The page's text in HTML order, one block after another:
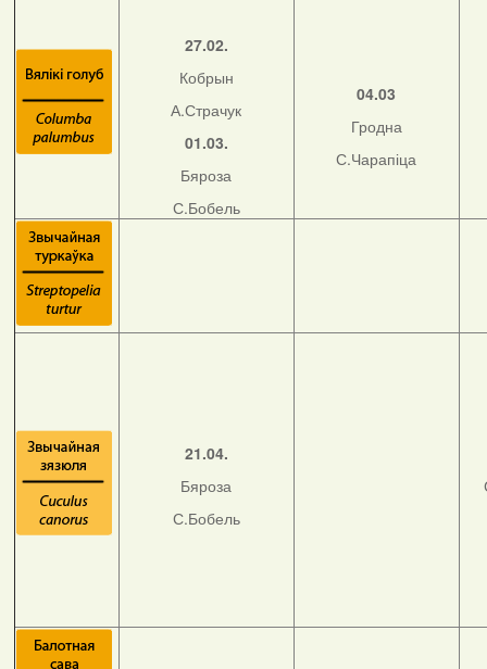
27.02.
Кобрын
А.Страчук
01.03.
Бяроза
С.Бобель
04.03
Гродна
С.Чарапіца
21.04.
Бяроза
С.Бобель